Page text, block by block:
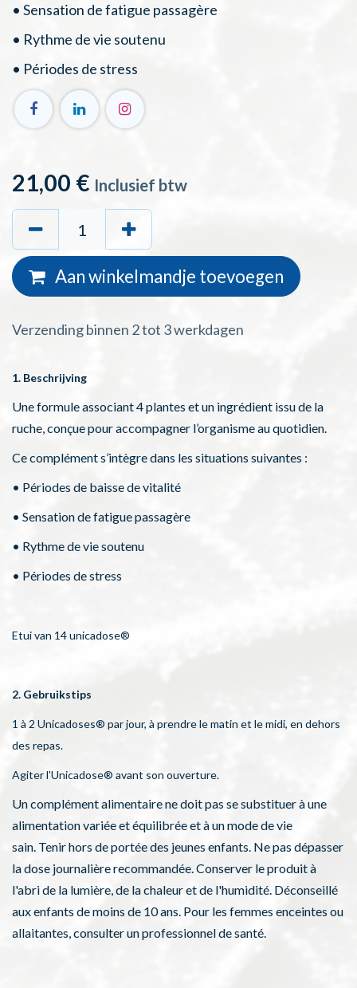
• Sensation de fatigue passagère
• Rythme de vie soutenu
• Périodes de stress
21,00 € Inclusief btw
Aan winkelmandje toevoegen
Verzending binnen 2 tot 3 werkdagen
1. Beschrijving
Une formule associant 4 plantes et un ingrédient issu de la
ruche, conçue pour accompagner l’organisme au quotidien.
Ce complément s’intègre dans les situations suivantes :
• Périodes de baisse de vitalité
• Sensation de fatigue passagère
• Rythme de vie soutenu
• Périodes de stress
Etui van 14 unicadose®
2. Gebruikstips
1 à 2 Unicadoses® par jour, à prendre le matin et le midi, en dehors
des repas.
Agiter l'Unicadose® avant son ouverture.
Un complément alimentaire ne doit pas se substituer à une
alimentation variée et équilibrée et à un mode de vie
sain. Tenir hors de portée des jeunes enfants. Ne pas dépasser
la dose journalière recommandée. Conserver le produit à
l'abri de la lumière, de la chaleur et de l'humidité. Déconseillé
aux enfants de moins de 10 ans. Pour les femmes enceintes ou
allaitantes, consulter un professionnel de santé.